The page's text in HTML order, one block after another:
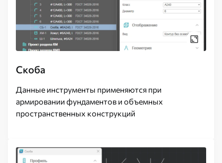
Скоба
Данные инструменты применяются при
армировании фундаментов и объемных
пространственных конструкций